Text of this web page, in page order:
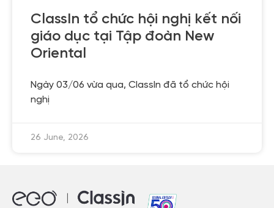
ClassIn tổ chức hội nghị kết nối
giáo dục tại Tập đoàn New
Oriental
Ngày 03/06 vừa qua, ClassIn đã tổ chức hội
nghị
26 June, 2026